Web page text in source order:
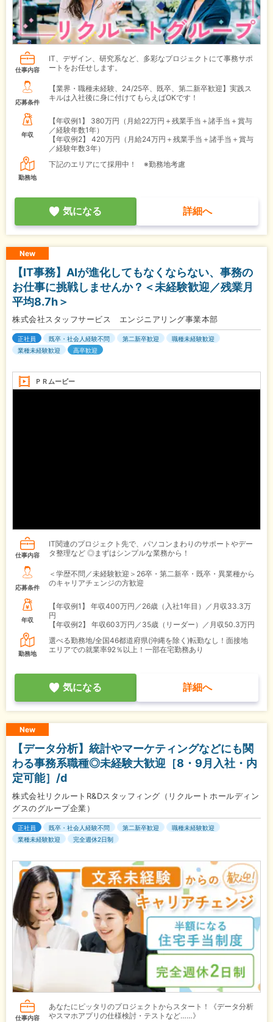
仕事内容
IT、デザイン、研究系など、多彩なプロジェクトにて事務サポ
ートをお任せします。
応募条件
【業界・職種未経験、24/25卒、既卒、第二新卒歓迎】実践ス
キルは入社後に身に付けてもらえばOKです！
年収
【年収例1】
380万円（月給22万円＋残業手当＋諸手当＋賞与
／経験年数1年）
【年収例2】
420万円（月給24万円＋残業手当＋諸手当＋賞与
／経験年数3年）
勤務地
下記のエリアにて採用中！ ※勤務地考慮
気になる 詳細へ
New
【IT事務】AIが進化してもなくならない、事務の
お仕事に挑戦しませんか？＜未経験歓迎／残業月
平均8.7h＞
株式会社スタッフサービス エンジニアリング事業本部
正社員 既卒・社会人経験不問 第二新卒歓迎
職種未経験歓迎
業種未経験歓迎
高卒歓迎
ＰＲムービー
仕事内容
IT関連のプロジェクト先で、パソコンまわりのサポートやデー
タ整理など ◎まずはシンプルな業務から！
応募条件
＜学歴不問／未経験歓迎＞26卒・第二新卒・既卒・異業種から
のキャリアチェンジの方歓迎
年収
【年収例1】
年収400万円／26歳（入社1年目）／月収33.3万
円
【年収例2】
年収603万円／35歳（リーダー）／月収50.3万円
勤務地
選べる勤務地/全国46都道府県(沖縄を除く)転勤なし！面接地
エリアでの就業率92％以上！一部在宅勤務あり
気になる 詳細へ
New
【データ分析】統計やマーケティングなどにも関
わる事務系職種◎未経験大歓迎［8・9月入社・内
定可能］/d
株式会社リクルートR&Dスタッフィング（リクルートホールディン
グスのグループ企業）
正社員 既卒・社会人経験不問 第二新卒歓迎
職種未経験歓迎
業種未経験歓迎
完全週休2日制
仕事内容
あなたにピッタリのプロジェクトからスタート！《データ分析
やスマホアプリの仕様検討・テストなど……》